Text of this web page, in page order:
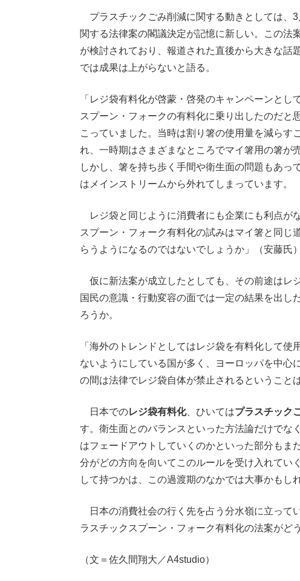
プラスチックごみ削減に関する動きとしては、
関する法律案の閣議決定が記憶に新しい。この法
が検討されており、報道された直後から大きな話
では成果は上がらないと語る。
「レジ袋有料化が啓蒙・啓発のキャンペーンと
スプーン・フォークの有料化に乗り出したのだと
こっていました。当時は割り箸の使用量を減らす
れ、一時期はさまざまなところでマイ箸用の箸が
しかし、箸を持ち歩く手間や衛生面の問題もあ
はメインストリームから外れてしまっています。
レジ袋と同じように消費者にも企業にも利点が
スプーン・フォーク有料化の試みはマイ箸と同じ
らうようになるのではないでしょうか」（安藤氏）
仮に新法案が成立したとしても、その前途はレ
国民の意識・行動変容の面では一定の結果を出
ろうか。
「海外のトレンドとしてはレジ袋を有料化して
ないようにしている国が多く、ヨーロッパを中心
の間は法律でレジ袋自体が禁止されるということ
日本でのレジ袋有料化、ひいてはプラスチック
す。衛生面とのバランスといった方法論だけでな
はフェードアウトしていくのかといった部分もま
分がどの方向を向いてこのルールを受け入れてい
して持つかは、この過渡期のなかでは大事かもし
日本の消費社会の行く先を占う分水嶺に立って
ラスチックスプーン・フォーク有料化の法案がど
（文＝佐久間翔大／A4studio）